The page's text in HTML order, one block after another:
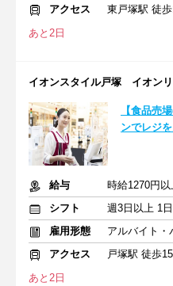
アクセス
東戸塚駅 徒
あと2日
イオンスタイル戸塚 イオン
【食品売
ンでレジ
給与
時給1270円以
シフト
雇用形態
アルバイト・
アクセス
戸塚駅 徒歩
あと2日